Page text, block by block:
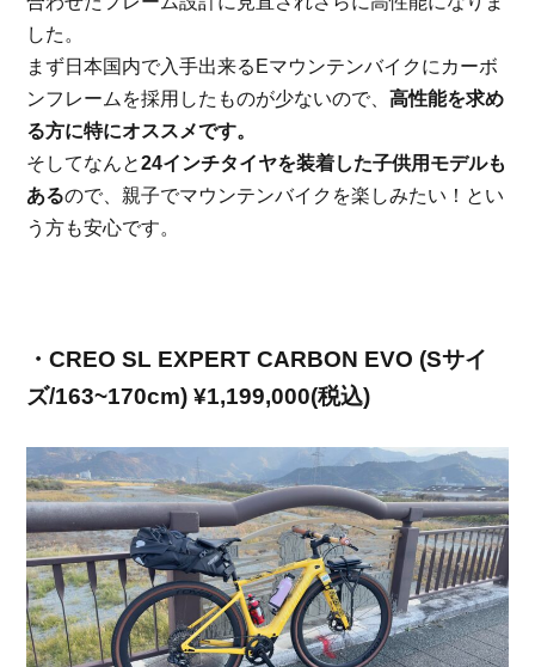
した。
まず日本国内で入手出来る Eマウンテンバイクにカーボ
ンフレームを採用したものが少ないので、高性能を求め
る方に特にオススメです。
そしてなんと24インチタイヤを装着した子供用モデルも
あるので、親子でマウンテンバイクを楽しみたい！とい
う方も安心です。
・CREO SL EXPERT CARBON EVO (Sサイ
ズ/163~170cm) ¥1,199,000(税込)